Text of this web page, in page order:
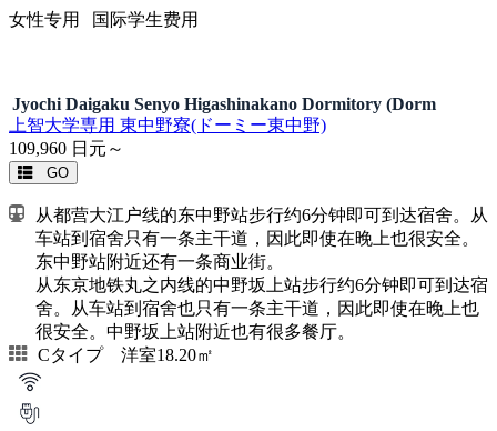
女性专用 国际学生费用
Jyochi Daigaku Senyo Higashinakano Dormitory (Dorm
上智大学専用 東中野寮(ドーミー東中野)
109,960 日元～
GO
从都营大江户线的东中野站步行约6分钟即可到达宿舍。从
车站到宿舍只有一条主干道，因此即使在晚上也很安全。
东中野站附近还有一条商业街。
从东京地铁丸之内线的中野坂上站步行约6分钟即可到达宿
舍。从车站到宿舍也只有一条主干道，因此即使在晚上也
很安全。中野坂上站附近也有很多餐厅。
Cタイプ 洋室18.20㎡